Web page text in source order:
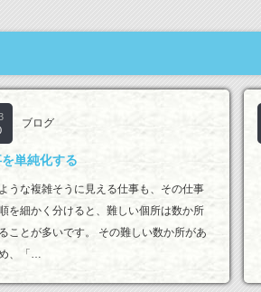
ブログ
単純化する
うな複雑そうに見える仕事も、その仕事
を細かく分けると、難しい個所は数か所
ことが多いです。 その難しい数か所があ
、「…